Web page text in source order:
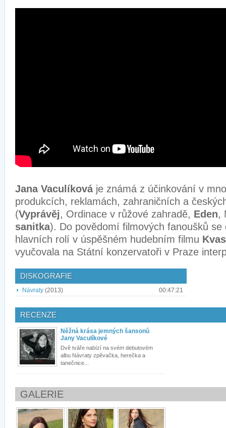
Jana Vaculíková je známá z účinkování v
produkcích, reklamách, zahraničních a
(Vyprávěj, Ordinace v růžové zahradě, Eden,
sanitka). Do povědomí filmových fanoušků se
hlavních rolí v úspěšném hudebním filmu
vyučovala na Státní konzervatoři v Praze
DISKOGRAFIE
Návraty (2013) 00:47:21
RECENZE
Něžná krása jemných šansonů
Jany Vaculíkové
Dvě tváře nabízí na svém debutovém
albu Návraty zpěvačka, herečka a
tanečnice...
GALERIE